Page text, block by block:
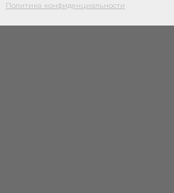
Политика конфиденциальности